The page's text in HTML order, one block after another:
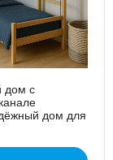
дом с
дом для